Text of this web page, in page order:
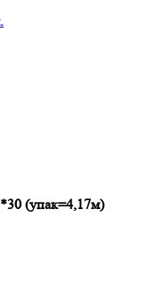
(упак=4,17м)